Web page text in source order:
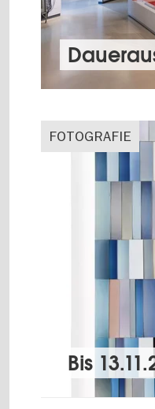
FOTOGRAFIE
Bis